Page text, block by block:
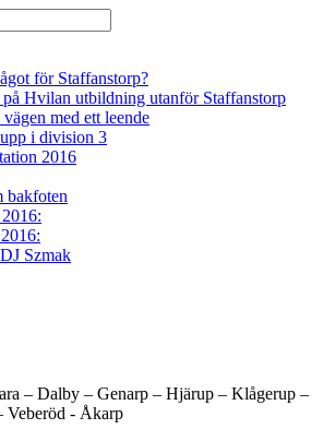
för Staffanstorp?
Hvilan utbildning utanför Staffanstorp
med ett leende
i division 3
2016
bakfoten
Szmak
– Dalby – Genarp – Hjärup – Klågerup –
Veberöd - Åkarp